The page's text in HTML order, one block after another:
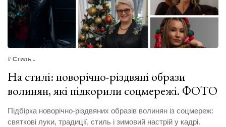
# Стиль
На стилі: новорічно-різдвяні образи
волинян, які підкорили соцмережі. ФОТО
Підбірка новорічно-різдвяних образів волинян із соцмереж:
святкові луки, традиції, стиль і зимовий настрій у кадрі.